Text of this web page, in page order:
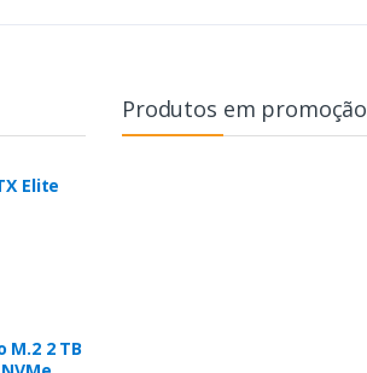
Elite
M.2 2 TB
Produtos em promoção